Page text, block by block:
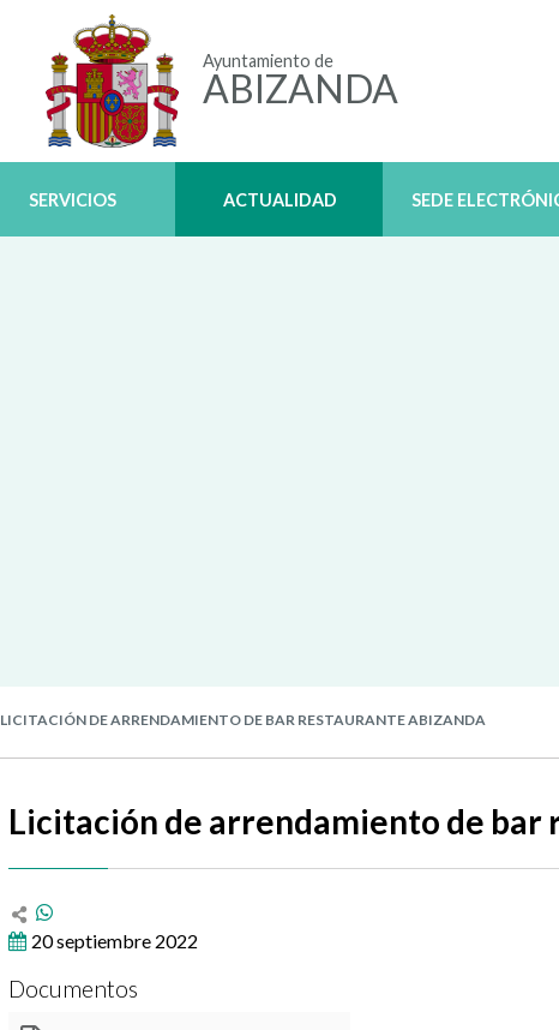
Ayuntamiento de
ABIZANDA
SERVICIOS ACTUALIDAD SEDE
LICITACIÓN DE ARRENDAMIENTO DE BAR RESTAURANTE ABIZANDA
Licitación de arrendamiento de bar
20 septiembre 2022
Documentos